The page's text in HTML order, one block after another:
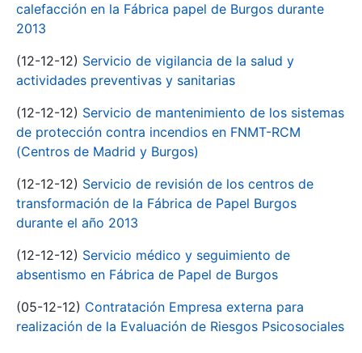
calefacción en la Fábrica papel de Burgos durante
2013
(12-12-12) Servicio de vigilancia de la salud y
actividades preventivas y sanitarias
(12-12-12) Servicio de mantenimiento de los sistemas
de protección contra incendios en FNMT-RCM
(Centros de Madrid y Burgos)
(12-12-12) Servicio de revisión de los centros de
transformación de la Fábrica de Papel Burgos
durante el año 2013
(12-12-12) Servicio médico y seguimiento de
absentismo en Fábrica de Papel de Burgos
(05-12-12) Contratación Empresa externa para
realización de la Evaluación de Riesgos Psicosociales